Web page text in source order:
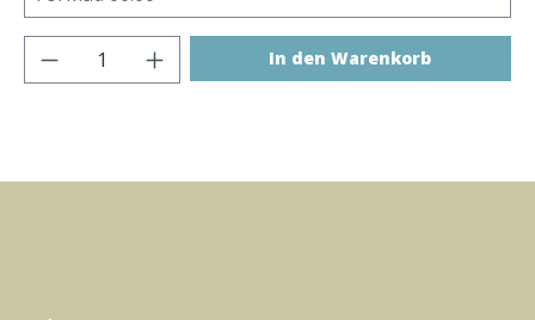
Produkt Anzahl: Gib den gewünschten
In den Warenkorb